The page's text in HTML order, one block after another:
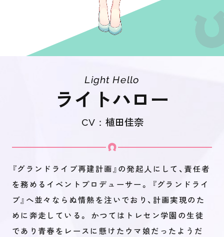
Light Hello
ライトハロー
CV： 植田佳奈
『グランドライブ再建計画』の発起人にして、責任者
を務めるイベントプロデューサー。 『グランドライ
ブ』へ並々ならぬ情熱を注いでおり、計画実現のた
めに奔走している。 かつてはトレセン学園の生徒
であり青春をレースに懸けたウマ娘だったようだ